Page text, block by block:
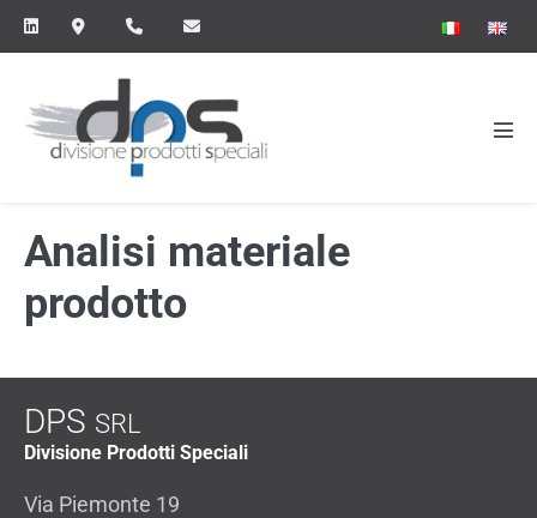
Salta
al
Analisi materiale
prodotto
DPS SRL
Divisione Prodotti Speciali
Via Piemonte 19